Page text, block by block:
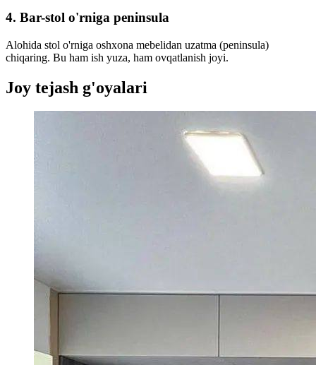
4. Bar-stol o'rniga peninsula
Alohida stol o'rniga oshxona mebelidan uzatma (peninsula)
chiqaring. Bu ham ish yuza, ham ovqatlanish joyi.
Joy tejash g'oyalari